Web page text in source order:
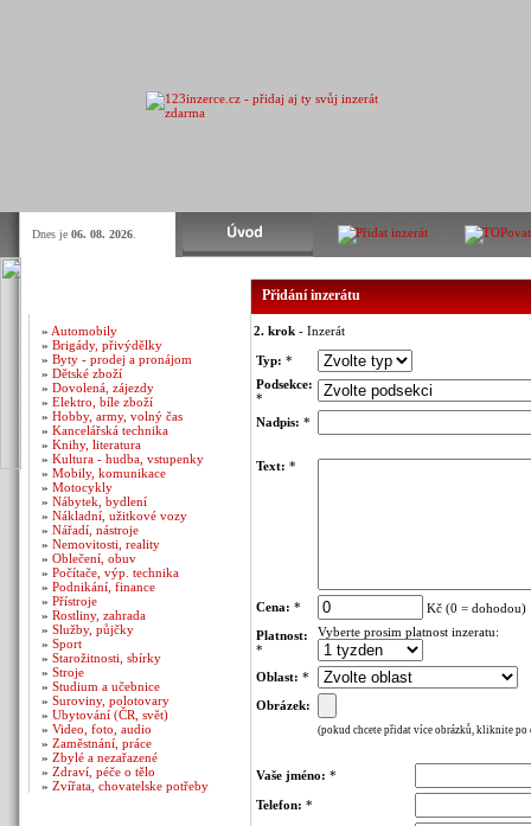
Dnes je 06. 08. 2026
» Automobily
» Brigády, přivýdělky
» Byty - prodej a pronájom
» Dětské zboží
» Dovolená, zájezdy
» Elektro, bíle zboží
» Hobby, army, volný čas
» Kancelářská technika
» Knihy, literatura
» Kultura - hudba, vstupenky
» Mobily, komunikace
» Motocykly
» Nábytek, bydlení
» Nákladní, užitkové vozy
» Nářadí, nástroje
» Nemovitosti, reality
» Oblečení, obuv
» Počítače, výp. technika
» Podnikání, finance
» Přístroje
» Rostliny, zahrada
» Služby, půjčky
» Sport
» Starožitnosti, sbírky
» Stroje
» Studium a učebnice
» Suroviny, polotovary
» Ubytování (ČR, svět)
» Video, foto, audio
» Zaměstnání, práce
» Zbylé a nezařazené
» Zdraví, péče o tělo
» Zvířata, chovatelske potřeby
Přidání inzerátu
2. krok - Inzerát
Typ: *
Podsekce:
*
Nadpis: *
Text: *
Cena: *
Kč (0 = dohodou)
Platnost:
*
Vyberte prosim platnost inzeratu:
Oblast: *
Obrázek:
(pokud chcete přidat více obrázků, kliknite po
Vaše jméno: *
Telefon: *